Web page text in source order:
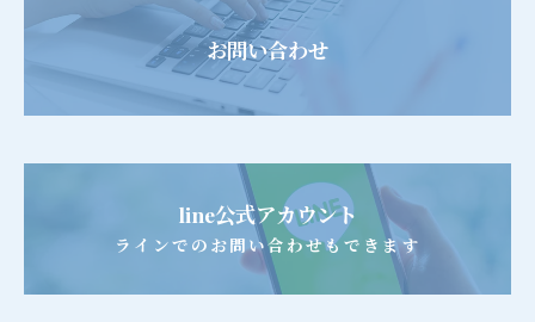
お問い合わせ
line公式アカウント
ラインでのお問い合わせもできます